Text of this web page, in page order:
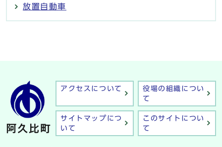
放置自動車
アクセスについて
役場の組織につい
て
サイトマップにつ
いて
このサイトについ
て